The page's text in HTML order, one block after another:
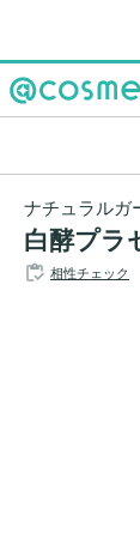
ナチュラルガ
白酵プラ
相性チェック